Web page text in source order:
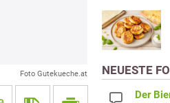
Foto Gutekueche.at NEUESTE
Der